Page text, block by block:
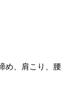
め、肩こり、腰